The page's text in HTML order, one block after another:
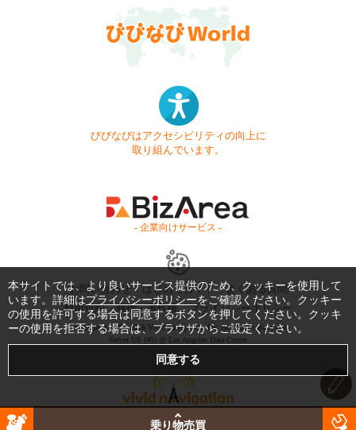
びびなびはアクセシビリティの向上に
取り組んでいます。
- 企業向けサービス -
お問い合わせ はじめてガイド
よくある質問
利用規約
商標・著作権 プライバシーポリシー
Copyright © 1999-2026 Vivid Navigation, Inc. All Rights Reserved.
Server US (45) @ Los Angeles Data Center
乗り物売買
本サイトでは、より良いサービス提供のため、クッキーを使用して
います。詳細はプライバシーポリシーをご確認ください。クッキー
の使用を許可する場合は同意するボタンを押してください。クッキ
ーの使用を拒否する場合は、ブラウザからご設定ください。